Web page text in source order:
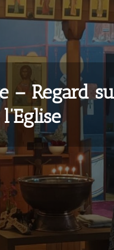
– Regard